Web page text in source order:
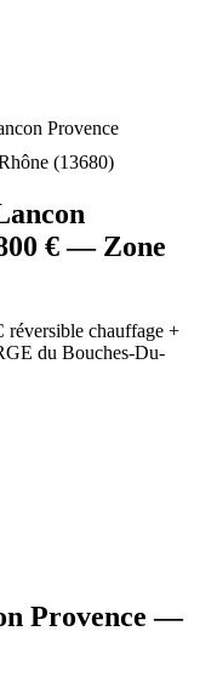
Provence
(13680)
€ — Zone
réversible chauffage +
du Bouches-Du-
Provence —